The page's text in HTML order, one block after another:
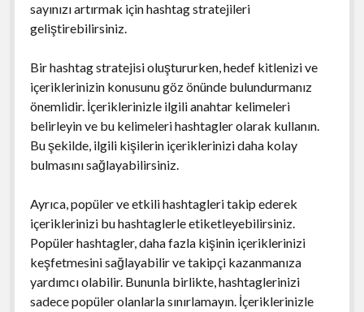
sayınızı artırmak için hashtag stratejileri
geliştirebilirsiniz.
Bir hashtag stratejisi oluştururken, hedef kitlenizi ve
içeriklerinizin konusunu göz önünde bulundurmanız
önemlidir. İçeriklerinizle ilgili anahtar kelimeleri
belirleyin ve bu kelimeleri hashtagler olarak kullanın.
Bu şekilde, ilgili kişilerin içeriklerinizi daha kolay
bulmasını sağlayabilirsiniz.
Ayrıca, popüler ve etkili hashtagleri takip ederek
içeriklerinizi bu hashtaglerle etiketleyebilirsiniz.
Popüler hashtagler, daha fazla kişinin içeriklerinizi
keşfetmesini sağlayabilir ve takipçi kazanmanıza
yardımcı olabilir. Bununla birlikte, hashtaglerinizi
sadece popüler olanlarla sınırlamayın. İçeriklerinizle